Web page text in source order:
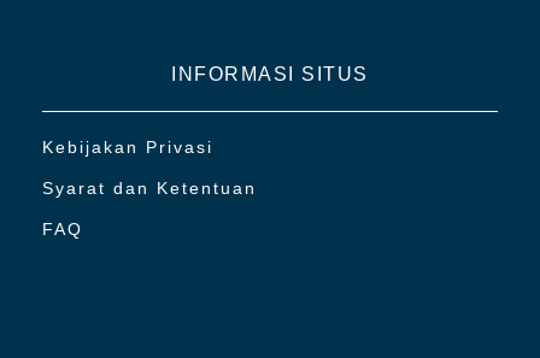
INFORMASI SITUS
Kebijakan Privasi
Syarat dan Ketentuan
FAQ